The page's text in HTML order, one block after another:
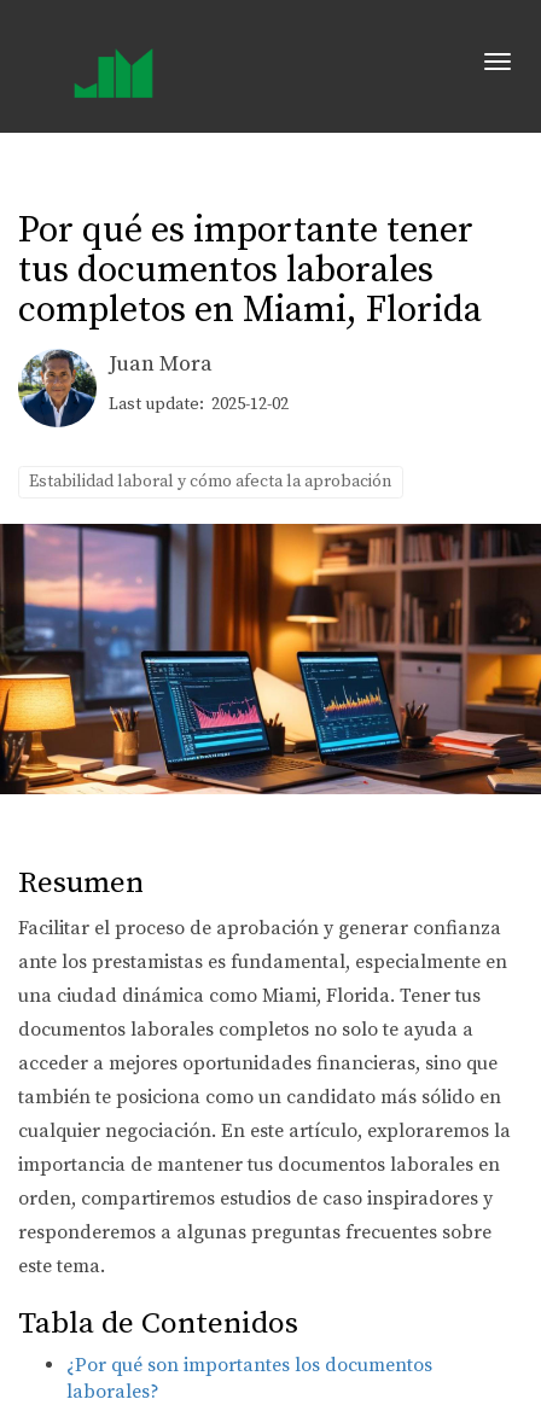
Por qué es importante tener
tus documentos laborales
completos en Miami, Florida
Juan Mora
Last update: 2025-12-02
Estabilidad laboral y cómo afecta la aprobación
Resumen
Facilitar el proceso de aprobación y generar confianza
ante los prestamistas es fundamental, especialmente en
una ciudad dinámica como Miami, Florida. Tener tus
documentos laborales completos no solo te ayuda a
acceder a mejores oportunidades financieras, sino que
también te posiciona como un candidato más sólido en
cualquier negociación. En este artículo, exploraremos la
importancia de mantener tus documentos laborales en
orden, compartiremos estudios de caso inspiradores y
responderemos a algunas preguntas frecuentes sobre
este tema.
Tabla de Contenidos
¿Por qué son importantes los documentos
laborales?